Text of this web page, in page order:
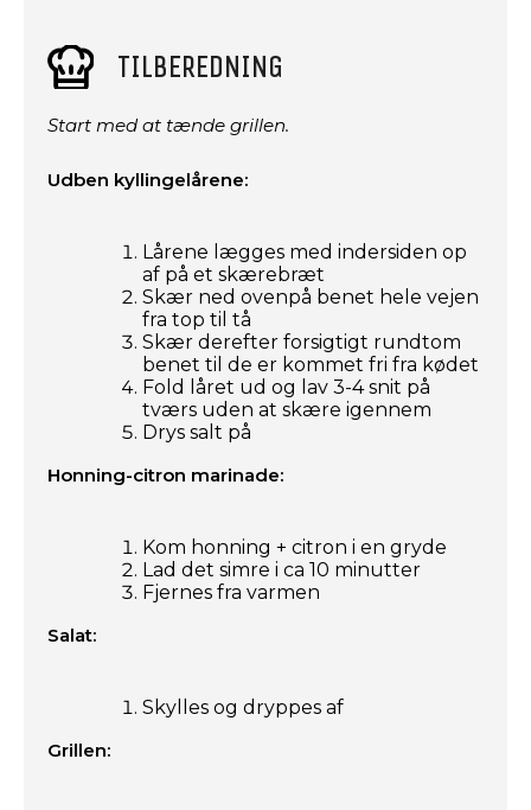
TILBEREDNING
Start med at tænde grillen.
Udben kyllingelårene:
Lårene lægges med indersiden op
af på et skærebræt
Skær ned ovenpå benet hele vejen
fra top til tå
Skær derefter forsigtigt rundtom
benet til de er kommet fri fra kødet
Fold låret ud og lav 3-4 snit på
tværs uden at skære igennem
Drys salt på
Honning-citron marinade:
Kom honning + citron i en gryde
Lad det simre i ca 10 minutter
Fjernes fra varmen
Salat:
Skylles og dryppes af
Grillen: